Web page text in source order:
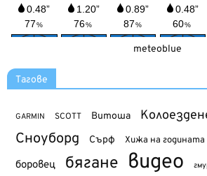
meteoblue
Тагове
GARMIN SCOTT Витоша
Сноуборд Сърф Хижа на годината
боровец бягане видео